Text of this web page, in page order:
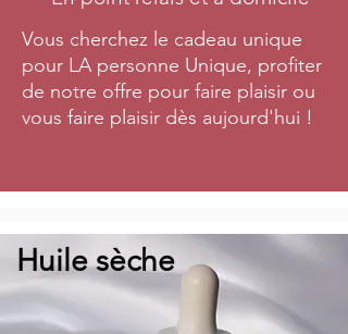
Vous cherchez le cadeau unique
pour LA personne Unique, profiter
de notre offre pour faire plaisir ou
vous faire plaisir dès aujourd'hui !
Huile sèche